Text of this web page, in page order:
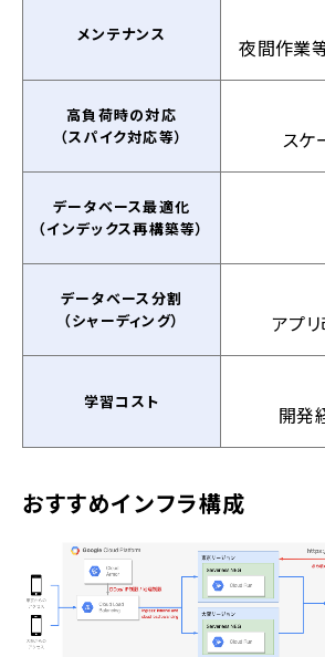
メンテナンス
夜間作業
高負荷時の対応
（スパイク対応等）
スケ
データベース最適化
（インデックス再構築等）
データベース分割
（シャーディング）
アプ
学習コスト
開発
おすすめインフラ構成